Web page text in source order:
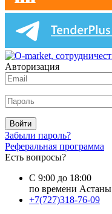
Авторизация
Войти
Забыли пароль?
Реферальная программа
Есть вопросы?
С 9:00 до 18:00
по времени Астаны
+7(727)318-76-09